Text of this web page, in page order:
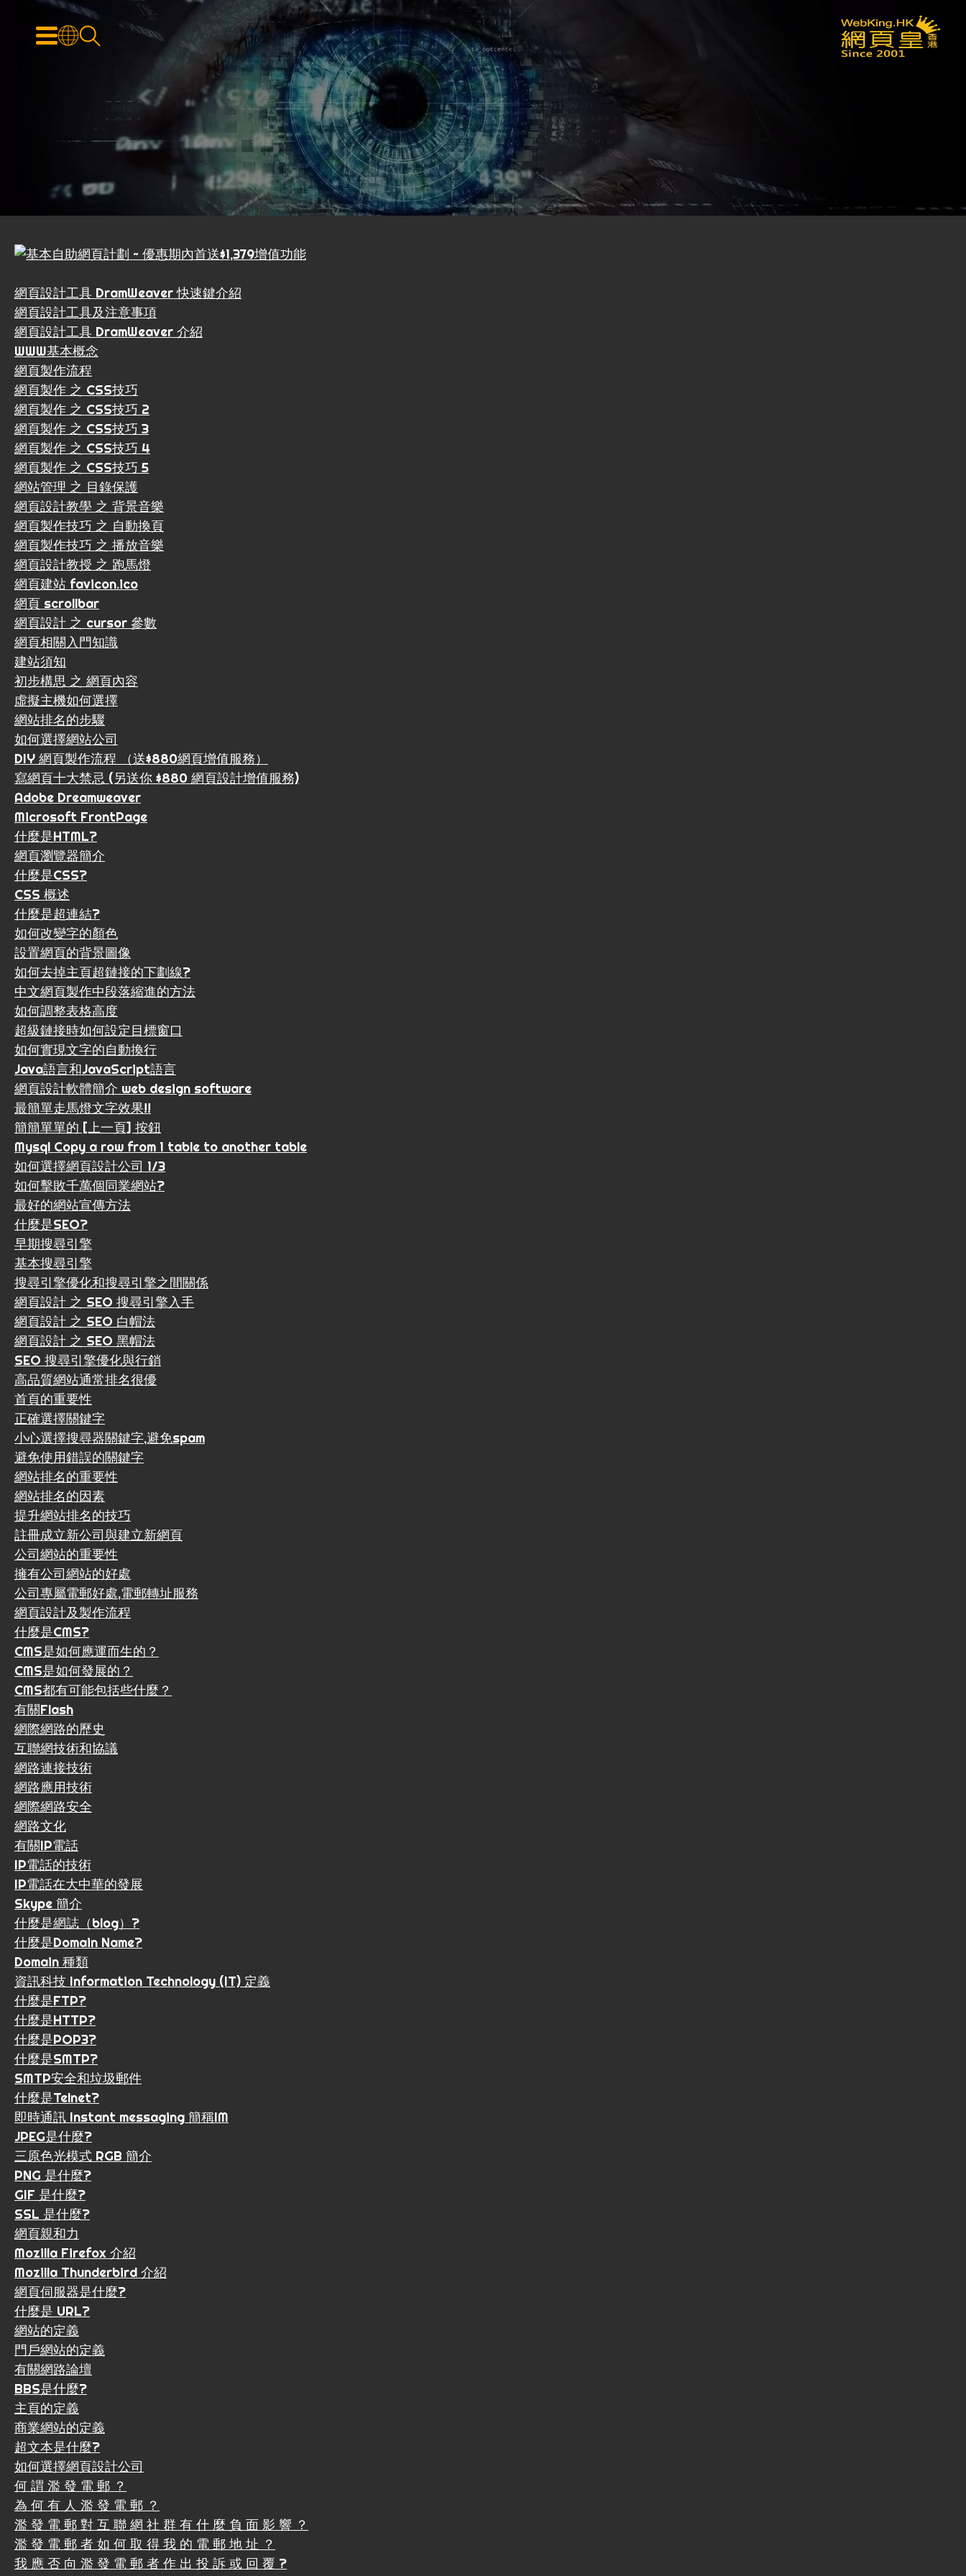
網頁設計工具 DramWeaver 快速鍵介紹
網頁設計工具及注意事項
網頁設計工具 DramWeaver 介紹
WWW基本概念
網頁製作流程
網頁製作 之 CSS技巧
網頁製作 之 CSS技巧 2
網頁製作 之 CSS技巧 3
網頁製作 之 CSS技巧 4
網頁製作 之 CSS技巧 5
網站管理 之 目錄保護
網頁設計教學 之 背景音樂
網頁製作技巧 之 自動換頁
網頁製作技巧 之 播放音樂
網頁設計教授 之 跑馬燈
網頁建站 favicon.ico
網頁 scrollbar
網頁設計 之 cursor 參數
網頁相關入門知識
建站須知
初步構思 之 網頁內容
虛擬主機如何選擇
網站排名的步驟
如何選擇網站公司
DIY 網頁製作流程 （送$880網頁增值服務）
寫網頁十大禁忌 (另送你 $880 網頁設計增值服務)
Adobe Dreamweaver
Microsoft FrontPage
什麼是HTML?
網頁瀏覽器簡介
什麼是CSS?
CSS 概述
什麼是超連結?
如何改變字的顏色
設置網頁的背景圖像
如何去掉主頁超鏈接的下劃線?
中文網頁製作中段落縮進的方法
如何調整表格高度
超級鏈接時如何設定目標窗口
如何實現文字的自動換行
Java語言和JavaScript語言
網頁設計軟體簡介 web design software
最簡單走馬燈文字效果!!
簡簡單單的 [上一頁] 按鈕
Mysql Copy a row from 1 table to another table
如何選擇網頁設計公司 1/3
如何擊敗千萬個同業網站?
最好的網站宣傳方法
什麼是SEO?
早期搜尋引擎
基本搜尋引擎
搜尋引擎優化和搜尋引擎之間關係
網頁設計 之 SEO 搜尋引擎入手
網頁設計 之 SEO 白帽法
網頁設計 之 SEO 黑帽法
SEO 搜尋引擎優化與行銷
高品質網站通常排名很優
首頁的重要性
正確選擇關鍵字
小心選擇搜尋器關鍵字,避免spam
避免使用錯誤的關鍵字
網站排名的重要性
網站排名的因素
提升網站排名的技巧
註冊成立新公司與建立新網頁
公司網站的重要性
擁有公司網站的好處
公司專屬電郵好處,電郵轉址服務
網頁設計及製作流程
什麼是CMS?
CMS是如何應運而生的？
CMS是如何發展的？
CMS都有可能包括些什麼？
有關Flash
網際網路的歷史
互聯網技術和協議
網路連接技術
網路應用技術
網際網路安全
網路文化
有關IP電話
IP電話的技術
IP電話在大中華的發展
Skype 簡介
什麼是網誌（blog）?
什麼是Domain Name?
Domain 種類
資訊科技 Information Technology (IT) 定義
什麼是FTP?
什麼是HTTP?
什麼是POP3?
什麼是SMTP?
SMTP安全和垃圾郵件
什麼是Telnet?
即時通訊 Instant messaging 簡稱IM
JPEG是什麼?
三原色光模式 RGB 簡介
PNG 是什麼?
GIF 是什麼?
SSL 是什麼?
網頁親和力
Mozilla Firefox 介紹
Mozilla Thunderbird 介紹
網頁伺服器是什麼?
什麼是 URL?
網站的定義
門戶網站的定義
有關網路論壇
BBS是什麼?
主頁的定義
商業網站的定義
超文本是什麼?
如何選擇網頁設計公司
何 謂 濫 發 電 郵 ？
為 何 有 人 濫 發 電 郵 ？
濫 發 電 郵 對 互 聯 網 社 群 有 什 麼 負 面 影 響 ？
濫 發 電 郵 者 如 何 取 得 我 的 電 郵 地 址 ？
我 應 否 向 濫 發 電 郵 者 作 出 投 訴 或 回 覆 ?